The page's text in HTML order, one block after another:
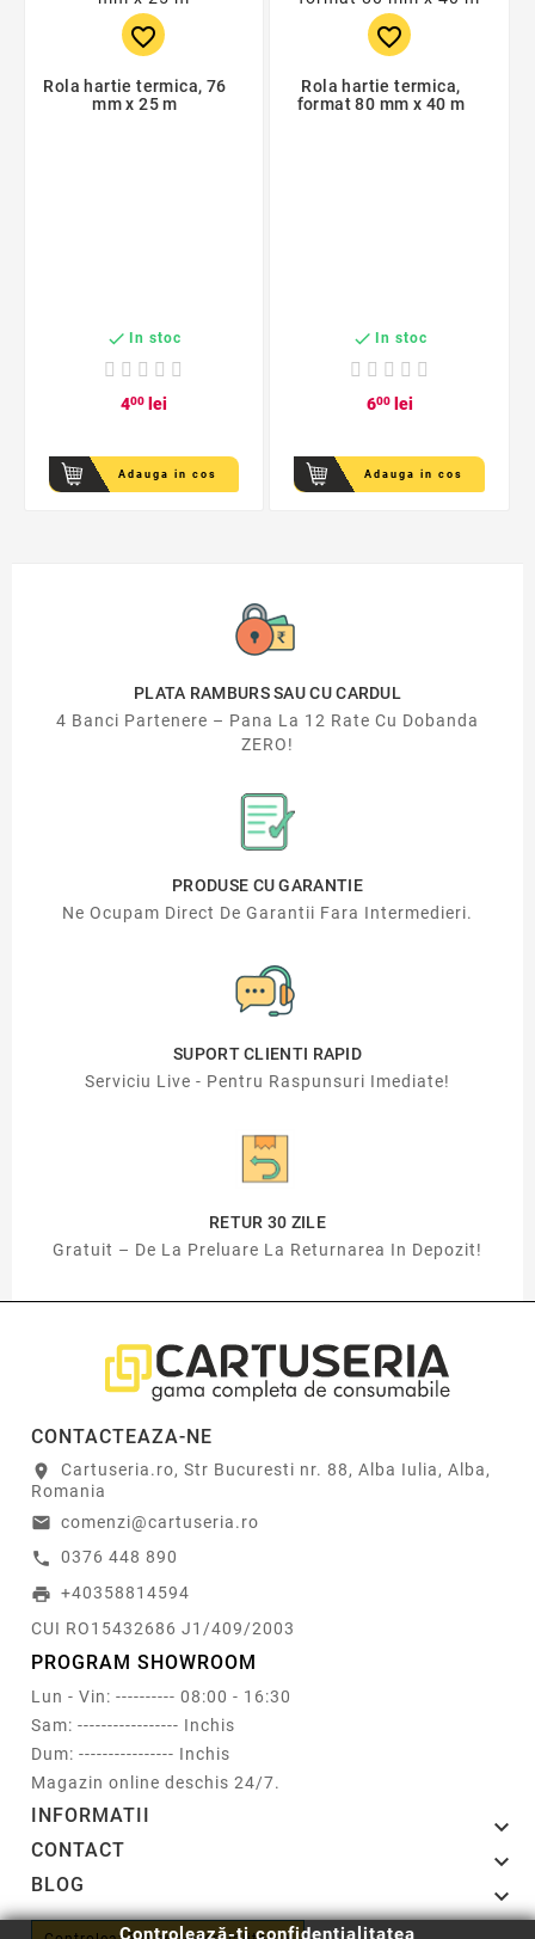
favorite_border
Rola hartie termica, 76
mm x 25 m
 In stoc
400lei
Adauga in cos
favorite_border
Rola hartie termica,
format 80 mm x 40 m
 In stoc
600lei
Adauga in cos
PLATA RAMBURS SAU CU CARDUL
4 Banci Partenere – Pana La 12 Rate Cu Dobanda
ZERO!
PRODUSE CU GARANTIE
Ne Ocupam Direct De Garantii Fara Intermedieri.
SUPORT CLIENTI RAPID
Serviciu Live - Pentru Raspunsuri Imediate!
RETUR 30 ZILE
Gratuit – De La Preluare La Returnarea In Depozit!
CONTACTEAZA-NE
location_on
Cartuseria.ro, Str Bucuresti nr. 88, Alba Iulia, Alba,
Romania
email comenzi@cartuseria.ro
call 0376 448 890
print +40358814594
CUI RO15432686 J1/409/2003
PROGRAM SHOWROOM
Lun - Vin: ---------- 08:00 - 16:30
Sam: ----------------- Inchis
Dum: ---------------- Inchis
Magazin online deschis 24/7.
INFORMATII 
CONTACT 
BLOG 
Controlează-ți confidențialitatea